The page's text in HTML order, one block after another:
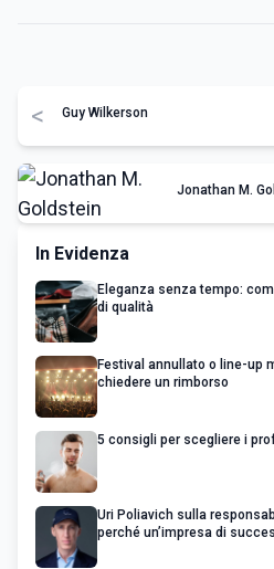
< Guy Wilkerson
Jonathan M.
In Evidenza
Eleganza senza tempo:
di qualità
Festival annullato o line-up
chiedere un rimborso
5 consigli per scegliere i
Uri Poliavich sulla
perché un’impresa di